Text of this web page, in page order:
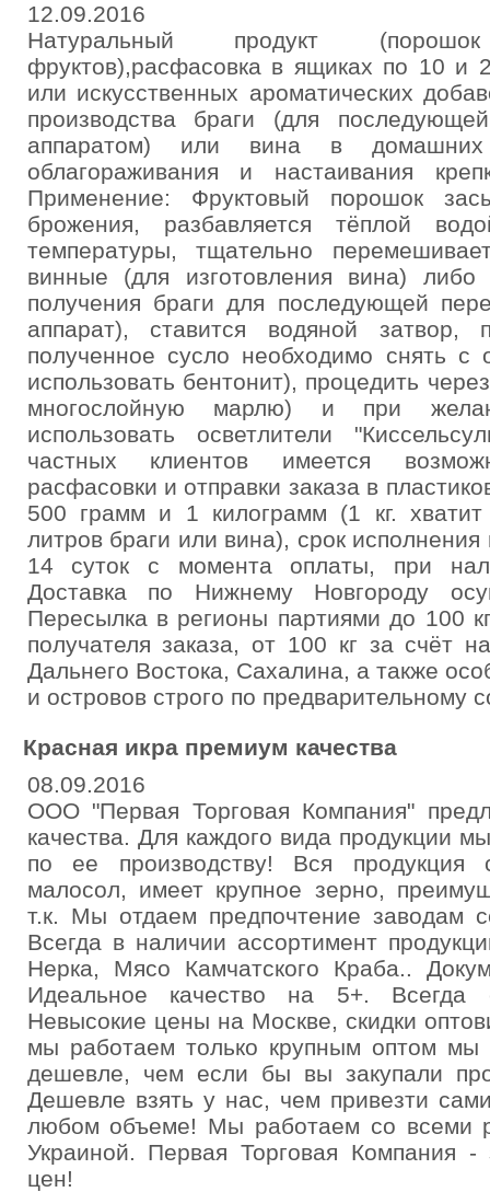
12.09.2016
Натуральный продукт
фруктов),расфасовка в ящиках по 10 и
или искусственных ароматических
производства браги (для
аппаратом) или вина в
облагораживания и настаивания
Применение: Фруктовый порошок
брожения, разбавляется тёплой
температуры, тщательно
винные (для изготовления вина)
получения браги для последующей
аппарат), ставится водяной затвор,
полученное сусло необходимо снять с
использовать бентонит), процедить
многослойную марлю) и при
использовать осветлители
частных клиентов имеется
расфасовки и отправки заказа в
500 грамм и 1 килограмм (1 кг. хватит
литров браги или вина), срок исполнения
14 суток с момента оплаты, при
Доставка по Нижнему Новгороду
Пересылка в регионы партиями до 100
получателя заказа, от 100 кг за счёт
Дальнего Востока, Сахалина, а также
и островов строго по предварительному
Красная икра премиум качества
08.09.2016
ООО "Первая Торговая Компания"
качества. Для каждого вида продукции
по ее производству! Вся продукция
малосол, имеет крупное зерно,
т.к. Мы отдаем предпочтение заводам
Всегда в наличии ассортимент
Нерка, Мясо Камчатского Краба..
Идеальное качество на 5+. Всегда
Невысокие цены на Москве, скидки
мы работаем только крупным оптом
дешевле, чем если бы вы закупали
Дешевле взять у нас, чем привезти
любом объеме! Мы работаем со всеми
Украиной. Первая Торговая Компания -
цен!